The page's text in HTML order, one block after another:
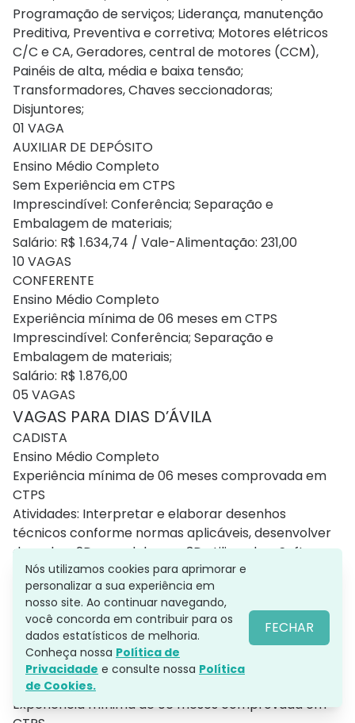
Programação de serviços; Liderança, manutenção
Preditiva, Preventiva e corretiva; Motores elétricos
C/C e CA, Geradores, central de motores (CCM),
Painéis de alta, média e baixa tensão;
Transformadores, Chaves seccionadoras;
Disjuntores;
01 VAGA
AUXILIAR DE DEPÓSITO
Ensino Médio Completo
Sem Experiência em CTPS
Imprescindível: Conferência; Separação e
Embalagem de materiais;
Salário: R$ 1.634,74 / Vale-Alimentação: 231,00
10 VAGAS
CONFERENTE
Ensino Médio Completo
Experiência mínima de 06 meses em CTPS
Imprescindível: Conferência; Separação e
Embalagem de materiais;
Salário: R$ 1.876,00
05 VAGAS
VAGAS PARA DIAS D’ÁVILA
CADISTA
Ensino Médio Completo
Experiência mínima de 06 meses comprovada em
CTPS
Atividades: Interpretar e elaborar desenhos
técnicos conforme normas aplicáveis, desenvolver
desenhos 2D e modelagem 3D utilizando o Software
Solidworks.
Imprescindível: Curso AUTOCAD ou sistemas
pertinentes a função
Vaga temporária
01 VAGA
MOTORISTA DE ÔNIBUS
Ensino Médio Completo
Experiência mínima de 06 meses comprovada em
Nós utilizamos cookies para aprimorar e
personalizar a sua experiência em
nosso site. Ao continuar navegando,
você concorda em contribuir para os
dados estatísticos de melhoria.
Conheça nossa Política de
Privacidade e consulte nossa Política
de Cookies.
FECHAR